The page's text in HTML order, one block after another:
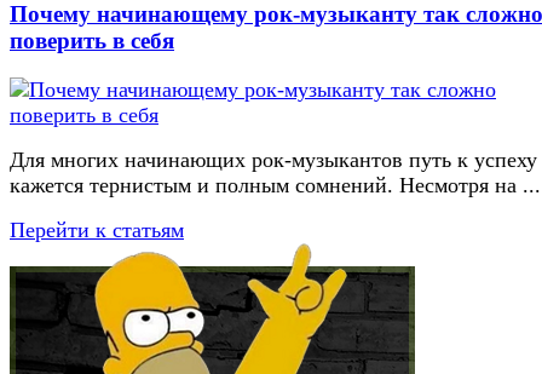
Почему начинающему рок-музыканту так сложно
поверить в себя
Для многих начинающих рок-музыкантов путь к успеху
кажется тернистым и полным сомнений. Несмотря на ...
Перейти к статьям